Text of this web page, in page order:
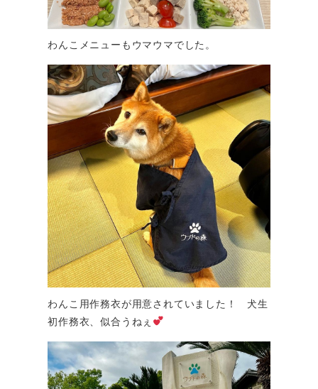
わんこメニューもウマウマでした。
わんこ用作務衣が用意されていました！ 犬生
初作務衣、似合うねぇ